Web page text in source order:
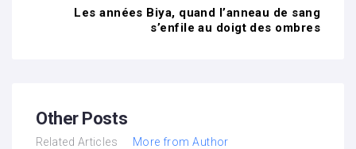
Les années Biya, quand l’anneau de sang
s’enfile au doigt des ombres
Other Posts
Related Articles More from Author